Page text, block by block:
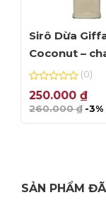
Sirô Dừa
Coconut –
0
out
of
5
(0)
250.000 ₫
260.000₫ -3%
SẢN PHẨM ĐÃ